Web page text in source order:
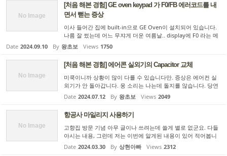
No Image
[처음 해본 경험] GE oven keypad 가 F0/FB 에러코드를 내
면서 뻗는 증상
이사 들어간 집에 built-in으로 GE Oven이 설치되어 있습니다.
나름 잘 썼는데 어느 무쟈게 더운 여름날.. display에 F0 라는 메
세지가 나오면서 아무것도 안되네요. 전원을 죽였다 다시 넣으면
(이걸 할려면 대문을 따고 집 밖에 나가서 main distribution p
Date 2024.09.10 By 왕초보 Views 1750
No Image
[처음 해본 경험] 에어콘 실외기의 Capacitor 교체
미쿡이니까 상황이 많이 다를 수 있습니다만. 증상은 에어컨 실
외기가 안 돌아갑니다. 웅 소리는 나는데 돌지를 않습니다. 당연
히 시원해지지도 않지요. 미쿡은 일단 전압이 120V입니다. 따라
서 여러가지로 겁을 주기는 해도 우리나라 보다는 전기 만지는게
Date 2024.07.12 By 왕초보 Views 2049
No Image
항공사 마일리지 사용하기
고향집 방문 기념 아무 글이나 쓰려는데 쓸게 별로 없군요. 다들
아시는 내용, 그런데 저는 이번에 알게된 내용이 있어 적어봅니
다. 원래 항공사 마일리지는 유효기간이라는게 없었습니다. 한번
적립하면 평생 사용할 수 있었습니다. 그런데 2008년 대한항공,
Date 2024.03.30 By 상현아빠 Views 2312